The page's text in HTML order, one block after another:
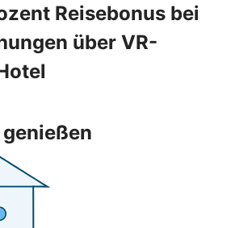
Reisebonus bei
über VR-